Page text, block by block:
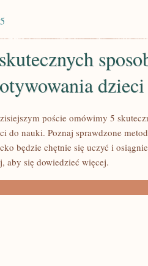
poście omówimy 5
do nauki. Poznaj sprawdzone
będzie chętnie się uczyć i
aby się dowiedzieć więcej.